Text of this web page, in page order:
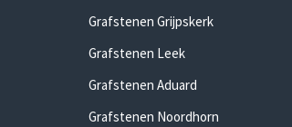
Grafstenen Grijpskerk
Grafstenen Leek
Grafstenen Aduard
Grafstenen Noordhorn